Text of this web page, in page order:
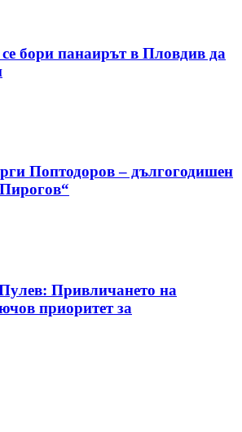
бори панаирът в Пловдив да
Поптодоров – дългогодишен
Привличането на
приоритет за